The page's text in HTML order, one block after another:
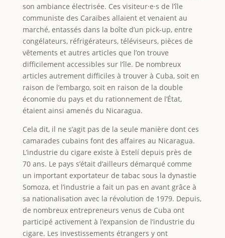
son ambiance électrisée. Ces visiteur·e·s de l’île
communiste des Caraïbes allaient et venaient au
marché, entassés dans la boîte d’un pick-up, entre
congélateurs, réfrigérateurs, téléviseurs, pièces de
vêtements et autres articles que l’on trouve
difficilement accessibles sur l’île. De nombreux
articles autrement difficiles à trouver à Cuba, soit en
raison de l’embargo, soit en raison de la double
économie du pays et du rationnement de l’État,
étaient ainsi amenés du Nicaragua.
Cela dit, il ne s’agit pas de la seule manière dont ces
camarades cubains font des affaires au Nicaragua.
L’industrie du cigare existe à Estelí depuis près de
70 ans. Le pays s’était d’ailleurs démarqué comme
un important exportateur de tabac sous la dynastie
Somoza, et l’industrie a fait un pas en avant grâce à
sa nationalisation avec la révolution de 1979. Depuis,
de nombreux entrepreneurs venus de Cuba ont
participé activement à l’expansion de l’industrie du
cigare. Les investissements étrangers y ont